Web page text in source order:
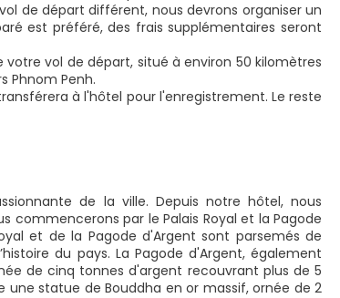
de départ différent, nous devrons organiser un
est préféré, des frais supplémentaires seront
vol de départ, situé à environ 50 kilomètres
Phnom Penh.
à l'hôtel pour l'enregistrement. Le reste
de la ville. Depuis notre hôtel, nous
commencerons par le Palais Royal et la Pagode
et de la Pagode d'Argent sont parsemés de
du pays. La Pagode d'Argent, également
de cinq tonnes d'argent recouvrant plus de 5
statue de Bouddha en or massif, ornée de 2